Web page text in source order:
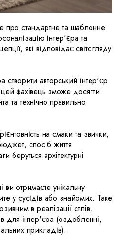
про стандартне та шаблонне
інтер'єра та
які відповідає світогляду
авторський інтер'єр
фахівець зможе досягти
та технічно правильно
на смаки та звички,
спосіб життя
беруться архітектурні
отримаєте унікальну
у сусідів або знайомих. Таке
в реалізації стлів,
для інтер'єра (оздобленні,
прикладів).